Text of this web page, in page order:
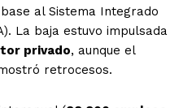
al Sistema Integrado
La baja estuvo impulsada
privado, aunque el
retrocesos.